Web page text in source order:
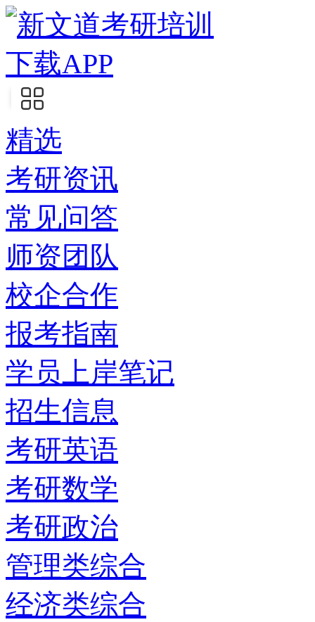
下载APP
精选
考研资讯
常见问答
师资团队
校企合作
报考指南
学员上岸笔记
招生信息
考研英语
考研数学
考研政治
管理类综合
经济类综合